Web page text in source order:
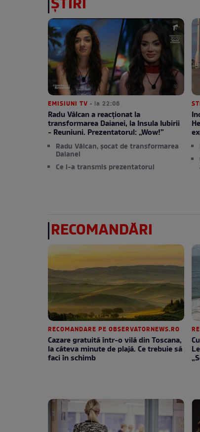
ȘTIRI
EMISIUNI TV • la 22:06
Radu Vâlcan a reacționat la
transformarea Daianei, la Insula Iubirii
- Reuniuni. Prezentatorul: „Wow!”
Radu Vâlcan, șocat de transformarea
Daianei
Ce i-a transmis prezentatorul
RECOMANDĂRI
RECOMANDARE PE OBSERVATORNEWS.RO
Cazare gratuită într-o vilă din Toscana,
la câteva minute de plajă. Ce trebuie să
faci în schimb